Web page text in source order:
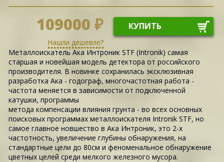
109000 ₽ КУПИТЬ
Нашли дешевле?
Металлоискатель Ака Интроник STF (Intronik) самая
старшая и новейшая модель детектора от российского
производителя. В новинке сохранилась эксклюзивная
разработка Ака - годограф, многочастотная работа -
частота меняется в зависимости от подключенной
катушки, программы
метода компенсации влияния грунта - во всех основных
поисковых программах металлоискателя Intronik STF, но
самое главное новшество в Ака Интроник, это 2-х
частотность, увеличение глубины обнаружения, на
стандартные цели до 80см и феноменальное обнаружение
цветных целей среди мелкого железного мусора.